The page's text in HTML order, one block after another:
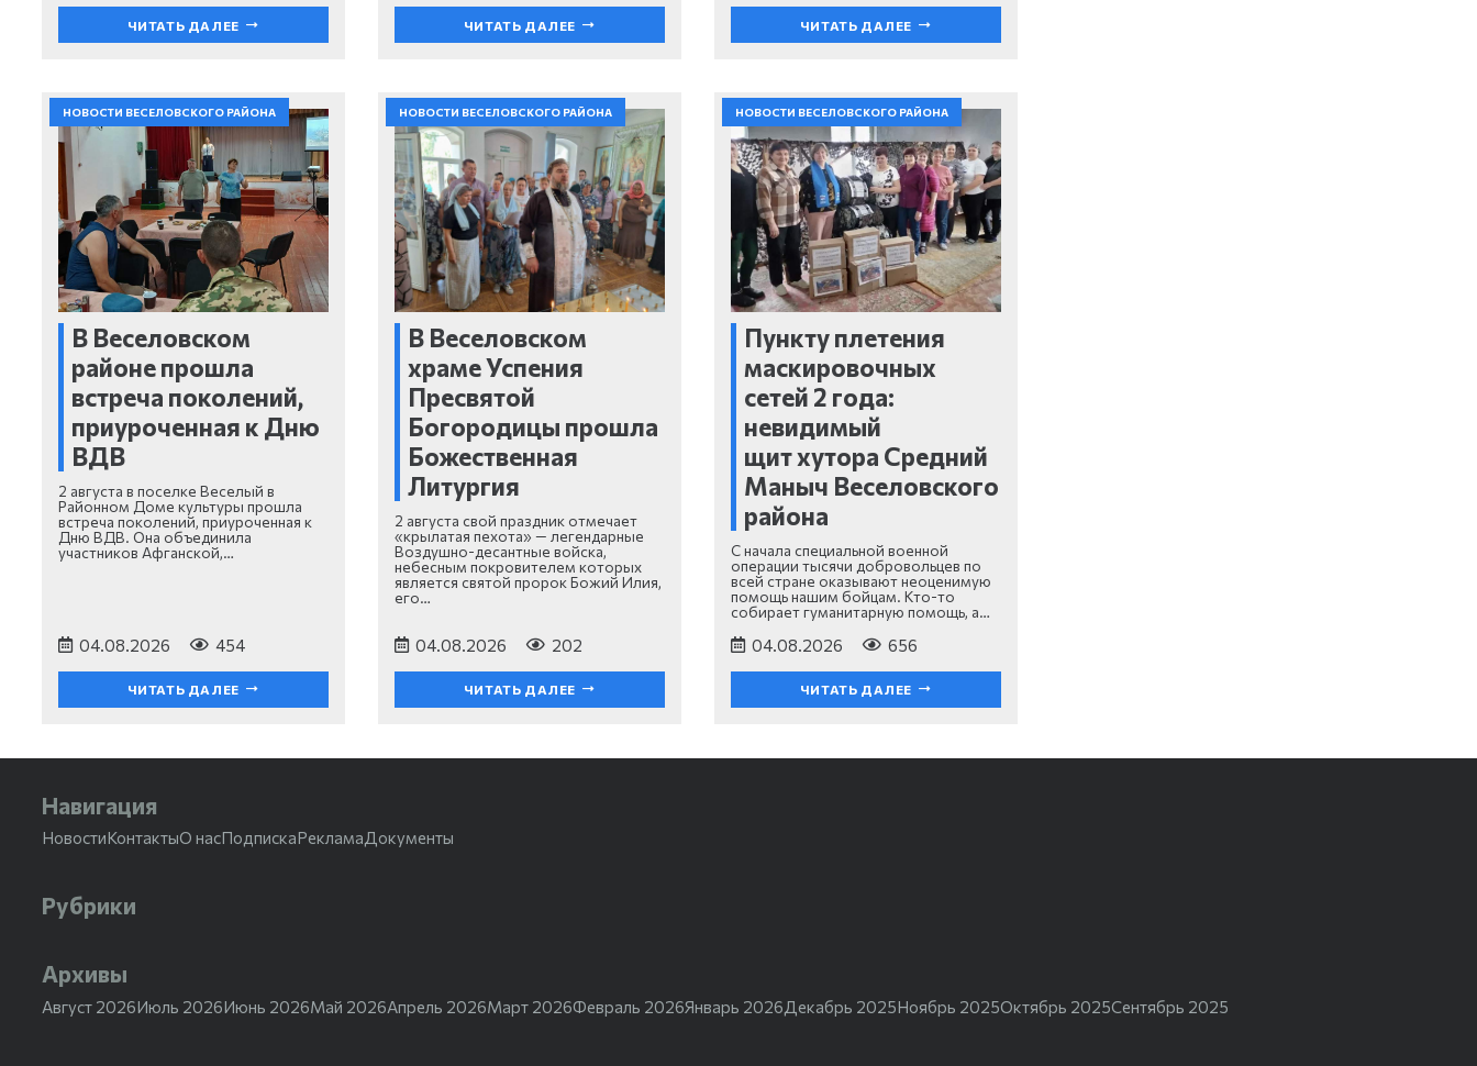
ЧИТАТЬ ДАЛЕЕ ЧИТАТЬ ДАЛЕЕ ЧИТАТЬ ДАЛЕЕ
НОВОСТИ ВЕСЕЛОВСКОГО РАЙОНА
В Веселовском
районе прошла
встреча поколений,
приуроченная к Дню
ВДВ
2 августа в поселке Веселый в
Районном Доме культуры прошла
встреча поколений, приуроченная к
Дню ВДВ. Она объединила
участников Афганской,…
04.08.2026 454
ЧИТАТЬ ДАЛЕЕ
НОВОСТИ ВЕСЕЛОВСКОГО РАЙОНА
В Веселовском
храме Успения
Пресвятой
Богородицы прошла
Божественная
Литургия
2 августа свой праздник отмечает
«крылатая пехота» — легендарные
Воздушно-десантные войска,
небесным покровителем которых
является святой пророк Божий Илия,
его…
04.08.2026 202
ЧИТАТЬ ДАЛЕЕ
НОВОСТИ ВЕСЕЛОВСКОГО РАЙОНА
Пункту плетения
маскировочных
сетей 2 года:
невидимый
щит хутора Средний
Маныч Веселовского
района
С начала специальной военной
операции тысячи добровольцев по
всей стране оказывают неоценимую
помощь нашим бойцам. Кто-то
собирает гуманитарную помощь, а…
04.08.2026 656
ЧИТАТЬ ДАЛЕЕ
Навигация
НовостиКонтактыО насПодпискаРекламаДокументы
Рубрики
Архивы
Август 2026Июль 2026Июнь 2026Май 2026Апрель 2026Март 2026Февраль 2026Январь 2026 Декабрь 2025Ноябрь 2025Октябрь 2025Сентябрь 2025